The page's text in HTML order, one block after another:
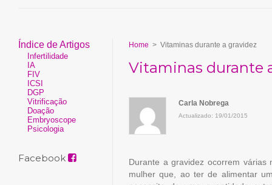
Índice de Artigos
Infertilidade
IA
FIV
ICSI
DGP
Vitrificação
Doação
Embryoscope
Psicologia
Facebook
Home > Vitaminas durante a gravidez
Vitaminas durante
Carla Nobrega
Actualizado: 19/01/2015
Durante a gravidez ocorrem
mulher que, ao ter de alimentar